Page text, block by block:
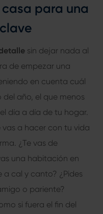
para una
sin dejar nada al
de empezar una
en cuenta cuál
año, el que menos
día a día de tu hogar.
vas a hacer con tu vida
¿Te vas de
una habitación en
cal y canto? ¿Pides
o pariente?
si fuera el fin del